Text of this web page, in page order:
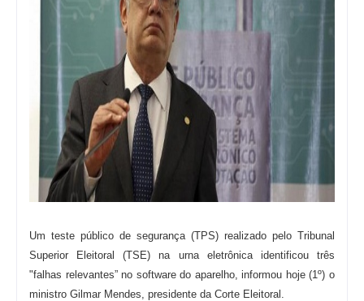
Um teste público de segurança (TPS) realizado pelo Tribunal
Superior Eleitoral (TSE) na urna eletrônica identificou três
"falhas relevantes” no software do aparelho, informou hoje (1º) o
ministro Gilmar Mendes, presidente da Corte Eleitoral.